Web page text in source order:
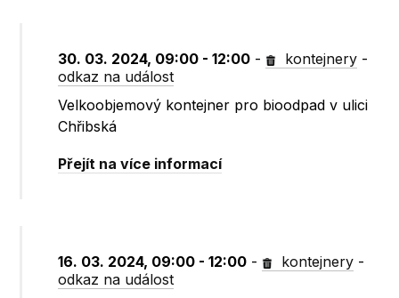
30. 03. 2024, 09:00 - 12:00 - kontejnery -
odkaz na událost
Velkoobjemový kontejner pro bioodpad v ulici
Chřibská
Přejít na více informací
16. 03. 2024, 09:00 - 12:00 - kontejnery -
odkaz na událost